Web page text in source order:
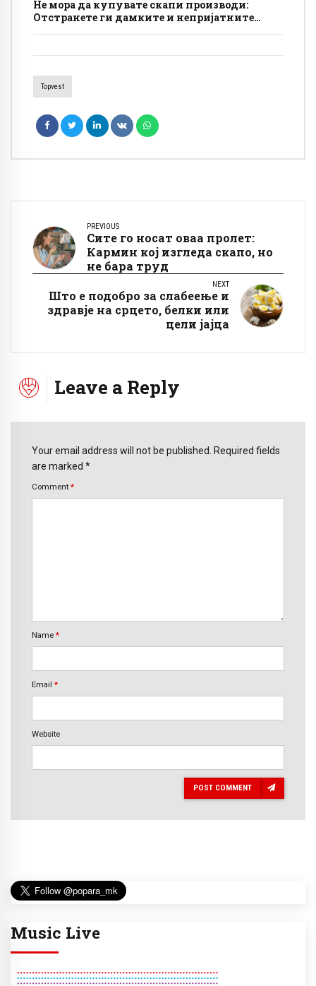
Не мора да купувате скапи производи:
Отстранете ги дамките и непријатните
Topvest
PREVIOUS
Сите го носат оваа пролет:
Кармин кој изгледа скапо, но
не бара труд
NEXT
Што е подобро за слабеење и
здравје на срцето, белки или
цели јајца
Leave a Reply
Your email address will not be published. Required fields
are marked *
Comment *
Name *
Email *
Website
POST COMMENT
Music Live